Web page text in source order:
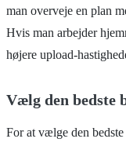
man overveje en plan
Hvis man arbejder
højere upload-
Vælg den bedste
For at vælge den